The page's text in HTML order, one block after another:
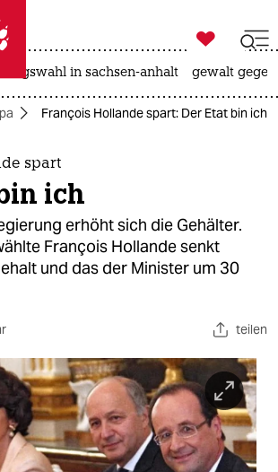
taz zahl ich
taz zahl ich

taz zahl ich
in sachsen-anhalt gewalt
François Hollande spart: Der Etat bin ich
spart
ich
erhöht sich die Gehälter.
François Hollande senkt
und das der Minister um 30
teilen